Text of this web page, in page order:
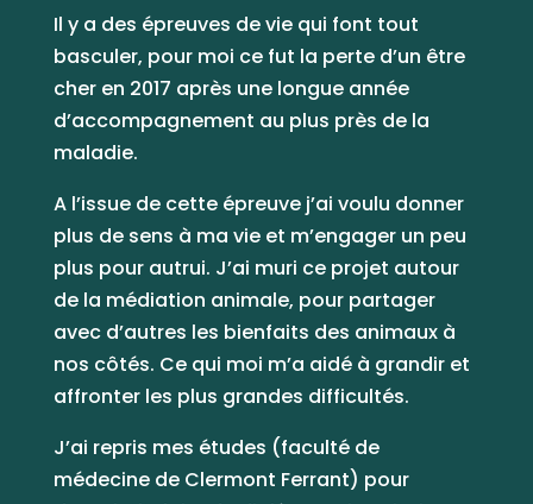
Il y a des épreuves de vie qui font tout
basculer, pour moi ce fut la perte d’un être
cher en 2017 après une longue année
d’accompagnement au plus près de la
maladie.
A l’issue de cette épreuve j’ai voulu donner
plus de sens à ma vie et m’engager un peu
plus pour autrui. J’ai muri ce projet autour
de la médiation animale, pour partager
avec d’autres les bienfaits des animaux à
nos côtés. Ce qui moi m’a aidé à grandir et
affronter les plus grandes difficultés.
J’ai repris mes études (faculté de
médecine de Clermont Ferrant) pour